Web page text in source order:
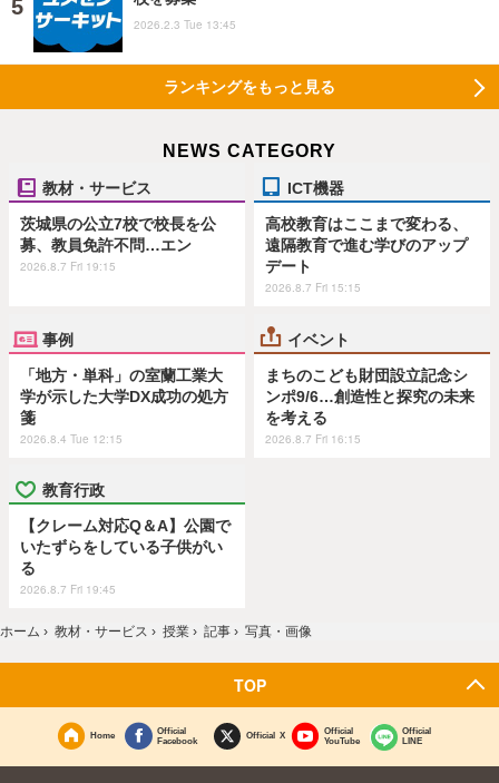
2026.2.3 Tue 13:45
ランキングをもっと見る
NEWS CATEGORY
教材・サービス
茨城県の公立7校で校長を公
募、教員免許不問…エン
2026.8.7 Fri 19:15
ICT機器
高校教育はここまで変わる、
遠隔教育で進む学びのアップ
デート
2026.8.7 Fri 15:15
事例
「地方・単科」の室蘭工業大
学が示した大学DX成功の処方
箋
2026.8.4 Tue 12:15
イベント
まちのこども財団設立記念シ
ンポ9/6…創造性と探究の未来
を考える
2026.8.7 Fri 16:15
教育行政
【クレーム対応Q＆A】公園で
いたずらをしている子供がい
る
2026.8.7 Fri 19:45
ホーム › 教材・サービス › 授業 › 記事 › 写真・画像
TOP
Home
Official
Facebook
Official X
Official
YouTube
Official
LINE